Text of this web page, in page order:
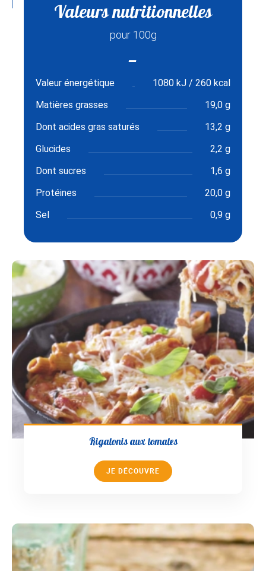
Valeurs nutritionnelles
pour 100g
Valeur énergétique
1080 kJ / 260 kcal
Matières grasses
19,0 g
Dont acides gras saturés
13,2 g
Glucides
2,2 g
Dont sucres
1,6 g
Protéines
20,0 g
Sel
0,9 g
Rigatonis aux tomates
JE DÉCOUVRE